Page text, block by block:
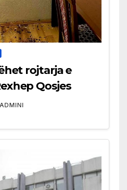
rojtarja e
Qosjes
ADMINI